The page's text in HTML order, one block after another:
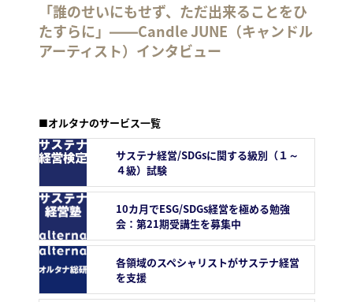
「誰のせいにもせず、ただ出来ることをひ
たすらに」――Candle JUNE（キャンドル
アーティスト）インタビュー
■オルタナのサービス一覧
サステナ経営/SDGsに関する級別（１～
４級）試験
10カ月でESG/SDGs経営を極める勉強
会：第21期受講生を募集中
各領域のスペシャリストがサステナ経営
を支援